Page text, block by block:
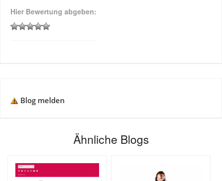
Hier Bewertung abgeben:
Blog melden
Ähnliche Blogs